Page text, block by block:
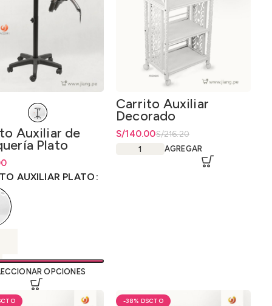
Auxiliar de
Plato
precios: desde
hastaS/165.00
AUXILIAR PLATO
OPCIONES
Carrito Auxiliar
Decorado
S/216.20
El precio original era: S/216.20.
S/140.00
El precio actual es: S/140.00.
AGREGAR
-38%